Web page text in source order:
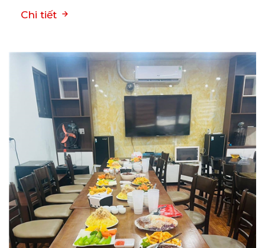
Chi tiết